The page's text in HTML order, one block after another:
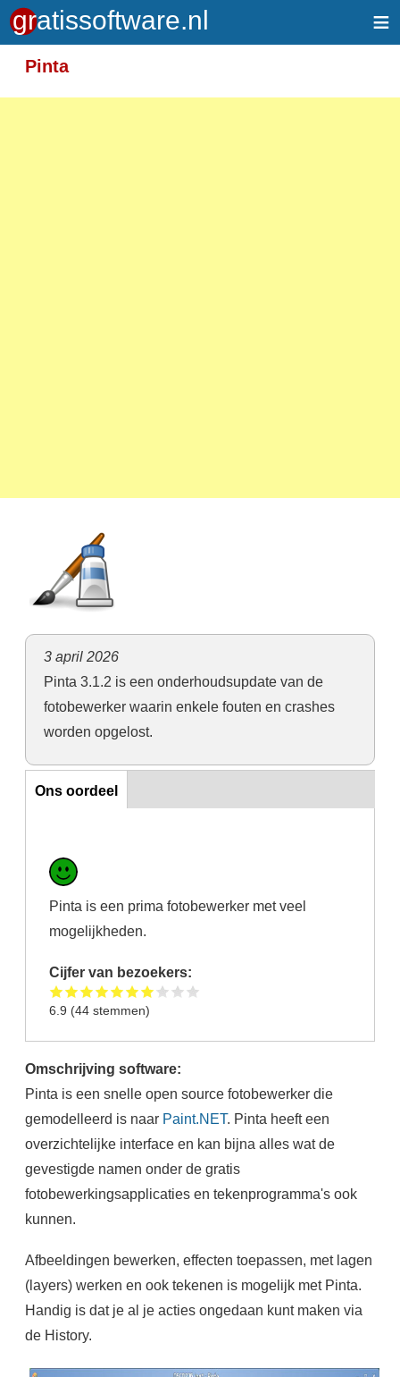
≡
Pinta
3 april 2026
Pinta 3.1.2 is een onderhoudsupdate van de
fotobewerker waarin enkele fouten en crashes
worden opgelost.
Ons oordeel
Ons oordeel
Pinta is een prima fotobewerker met veel
mogelijkheden.
Cijfer van bezoekers:
6.9 (44 stemmen)
Omschrijving software:
Pinta is een snelle open source fotobewerker die
gemodelleerd is naar Paint.NET. Pinta heeft een
overzichtelijke interface en kan bijna alles wat de
gevestigde namen onder de gratis
fotobewerkingsapplicaties en tekenprogramma's ook
kunnen.
Afbeeldingen bewerken, effecten toepassen, met lagen
(layers) werken en ook tekenen is mogelijk met Pinta.
Handig is dat je al je acties ongedaan kunt maken via
de History.